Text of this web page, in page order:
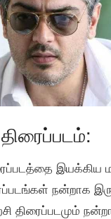
இயக்கிய
நன்றாக
திரைப்படமும்